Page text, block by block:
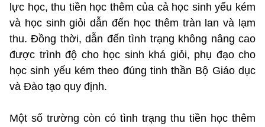
lực học, thu tiền học thêm của cả học sinh yếu kém
và học sinh giỏi dẫn đến học thêm tràn lan và lạm
thu. Đồng thời, dẫn đến tình trạng không nâng cao
được trình độ cho học sinh khá giỏi, phụ đạo cho
học sinh yếu kém theo đúng tinh thần Bộ Giáo dục
và Đào tạo quy định.
Một số trường còn có tình trạng thu tiền học thêm